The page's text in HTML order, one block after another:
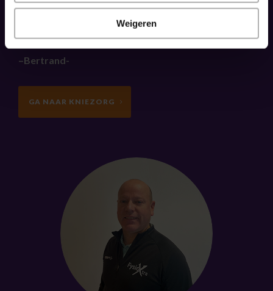
Weigeren
en effectieve manier zullen verdwijnen. Wil je meer
weten over het hersteltraject? Klik dan op de knop
hieronder 'ga naar kniezorg'.
–Bertrand-
GA NAAR KNIEZORG